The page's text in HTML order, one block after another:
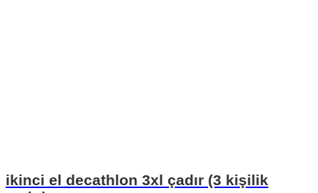
ikinci el decathlon 3xl çadır (3 kişilik